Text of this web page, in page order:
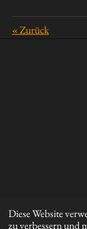
Diese Website
zu verbessern und
«Zurück